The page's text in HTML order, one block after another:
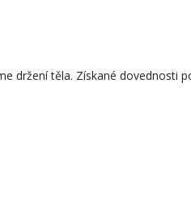
držení těla. Získané dovednosti